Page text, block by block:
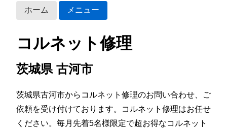
ホーム メニュー
コルネット修理
茨城県 古河市
茨城県古河市からコルネット修理のお問い合わせ、ご
依頼を受け付けております。コルネット修理はお任せ
ください。毎月先着5名様限定で超お得なコルネット